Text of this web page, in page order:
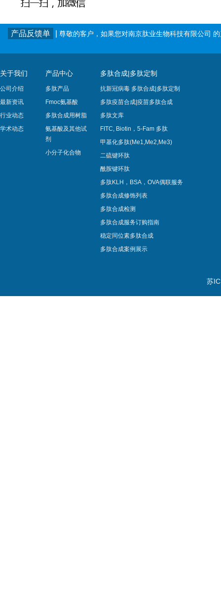
产品反馈单 尊敬的客户，如果您对南京肽业生物科技有限公司
关于我们
公司介绍
最新资讯
行业动态
学术动态
产品中心
多肽产品
Fmoc氨基酸
多肽合成用树脂
氨基酸及其他试
剂
小分子化合物
多肽合成|多肽定制
抗新冠病毒 多肽合成|多肽定制
多肽疫苗合成|疫苗多肽​合成
多肽文库
FITC, Biotin，5-Fam 多肽
甲基化多肽(Me1,Me2,Me3)
二硫键环肽
酰胺键环肽
多肽KLH，BSA，OVA偶联服务
多肽合成修饰列表
多肽合成检测
多肽合成服务订购指南
稳定同位素多肽合成
多肽合成案例展示
苏